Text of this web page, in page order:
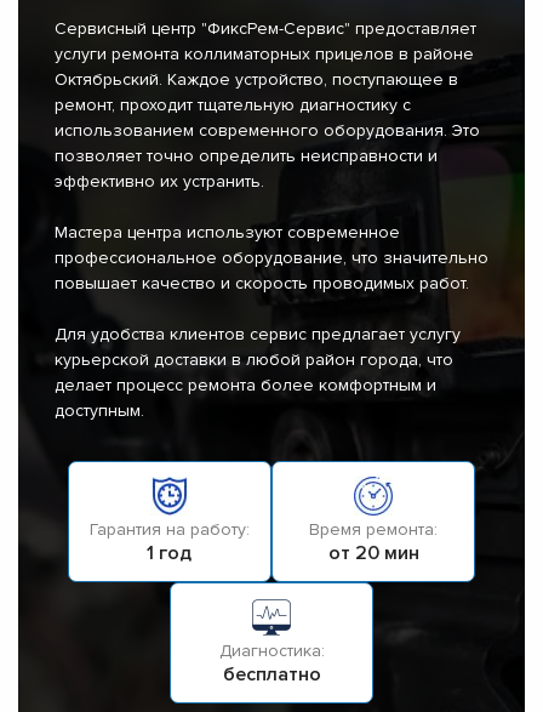
Сервисный центр "ФиксРем-Сервис" предоставляет
услуги ремонта коллиматорных прицелов в районе
Октябрьский. Каждое устройство, поступающее в
ремонт, проходит тщательную диагностику с
использованием современного оборудования. Это
позволяет точно определить неисправности и
эффективно их устранить.
Мастера центра используют современное
профессиональное оборудование, что значительно
повышает качество и скорость проводимых работ.
Для удобства клиентов сервис предлагает услугу
курьерской доставки в любой район города, что
делает процесс ремонта более комфортным и
доступным.
Гарантия на работу:
1 год
Время ремонта:
от 20 мин
Диагностика:
бесплатно